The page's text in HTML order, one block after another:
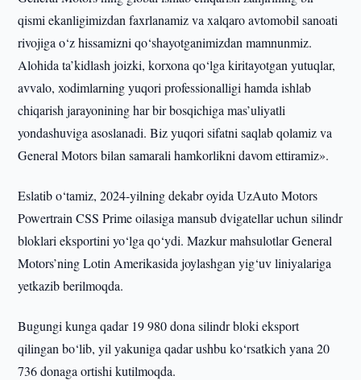
qismi ekanligimizdan faxrlanamiz va xalqaro avtomobil sanoati
rivojiga o‘z hissamizni qo‘shayotganimizdan mamnunmiz.
Alohida ta’kidlash joizki, korxona qo‘lga kiritayotgan yutuqlar,
avvalo, xodimlarning yuqori professionalligi hamda ishlab
chiqarish jarayonining har bir bosqichiga mas’uliyatli
yondashuviga asoslanadi. Biz yuqori sifatni saqlab qolamiz va
General Motors bilan samarali hamkorlikni davom ettiramiz».
Eslatib o‘tamiz, 2024-yilning dekabr oyida UzAuto Motors
Powertrain CSS Prime oilasiga mansub dvigatellar uchun silindr
bloklari eksportini yo‘lga qo‘ydi. Mazkur mahsulotlar General
Motors’ning Lotin Amerikasida joylashgan yig‘uv liniyalariga
yetkazib berilmoqda.
Bugungi kunga qadar 19 980 dona silindr bloki eksport
qilingan bo‘lib, yil yakuniga qadar ushbu ko‘rsatkich yana 20
736 donaga ortishi kutilmoqda.